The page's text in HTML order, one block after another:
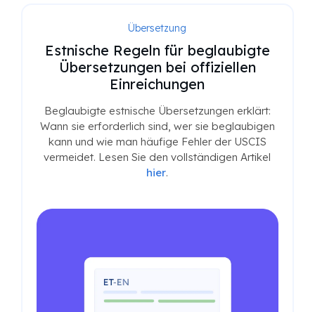
Übersetzung
Estnische Regeln für beglaubigte
Übersetzungen bei offiziellen
Einreichungen
Beglaubigte estnische Übersetzungen erklärt:
Wann sie erforderlich sind, wer sie beglaubigen
kann und wie man häufige Fehler der USCIS
vermeidet. Lesen Sie den vollständigen Artikel
hier.